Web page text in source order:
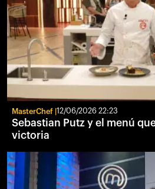
MasterChef 12/06/2026 22:23
Sebastian Putz y el menú
victoria